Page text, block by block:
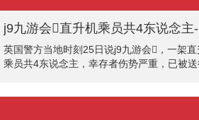
j9九游会直升机乘员共4东说念
英国警方当地时刻25日说j9九游会，一架
乘员共4东说念主，幸存者伤势严重，已被